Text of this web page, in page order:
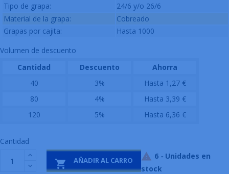
Tipo de grapa:
24/6 y/o 26/6
Material de la grapa:
Cobreado
Grapas por cajita:
Hasta 1000
Volumen de descuento
Cantidad
Descuento
Ahorra
40
3%
Hasta 1,27 €
80
4%
Hasta 3,39 €
120
5% Hasta 6,36 €
Cantidad
 AÑADIR AL CARRO  6 - Unidades en
stock